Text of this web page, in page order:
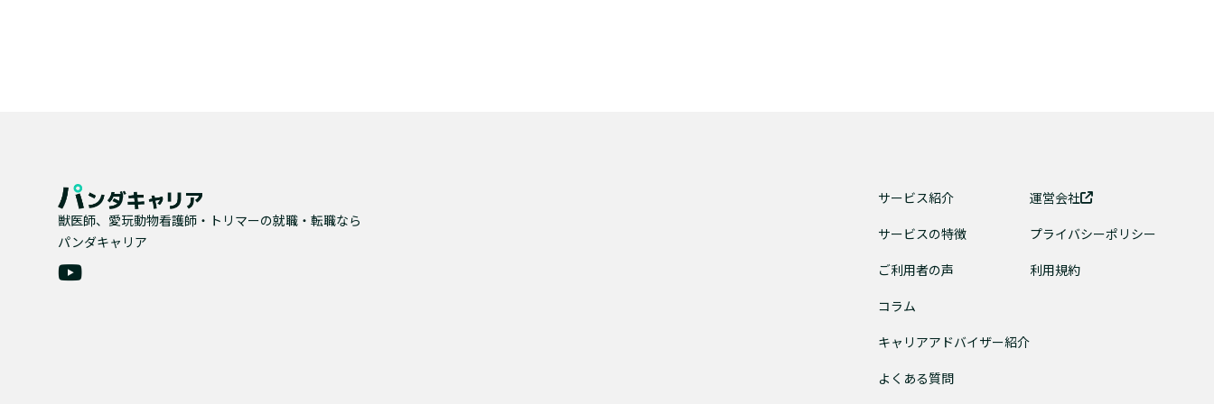
獣医師、愛玩動物看護師・トリマーの就職・転職なら
パンダキャリア
サービス紹介
サービスの特徴
ご利用者の声
コラム
キャリアアドバイザー紹介
よくある質問
運営会社
プライバシーポリシー
利用規約